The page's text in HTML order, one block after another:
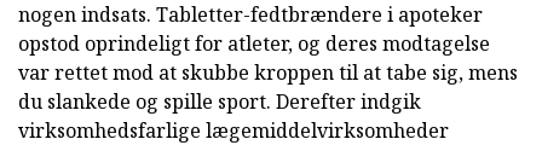
nogen indsats. Tabletter-fedtbrændere i apoteker
opstod oprindeligt for atleter, og deres modtagelse
var rettet mod at skubbe kroppen til at tabe sig, mens
du slankede og spille sport. Derefter indgik
virksomhedsfarlige lægemiddelvirksomheder